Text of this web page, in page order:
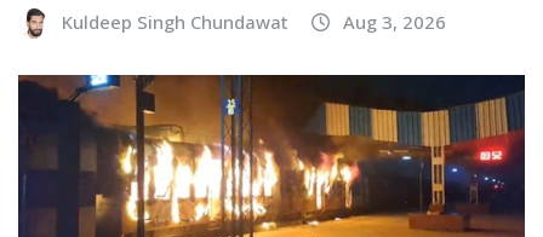
Kuldeep Singh Chundawat Aug 3, 2026